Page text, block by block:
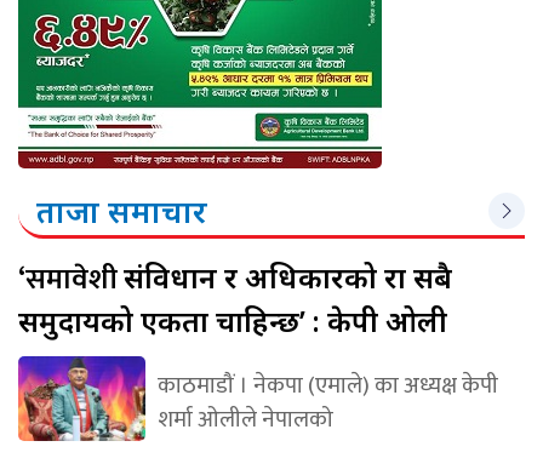
ताजा समाचार
‘समावेशीसंविधान र अधिकारको रक्षा सबै
समुदायको एकता चाहिन्छ’ : केपी ओली
काठमाडौं । नेकपा (एमाले) का अध्यक्ष केपी
शर्मा ओलीले नेपालको